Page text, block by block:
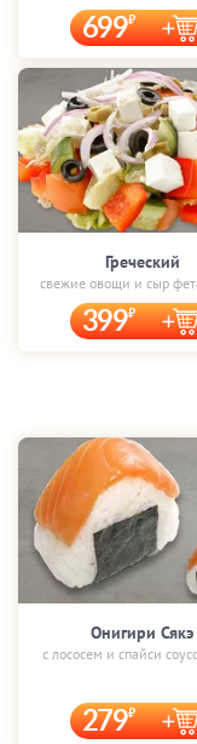
699
Греческий
свежие овощи и сыр
399
Онигири Сякэ
с лососем и спайси
279